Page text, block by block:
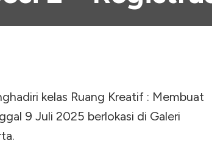
kelas Ruang Kreatif : Membuat
9 Juli 2025 berlokasi di Galeri